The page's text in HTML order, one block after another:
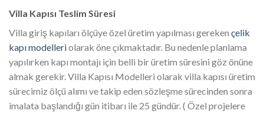
Villa Kapısı Teslim Süresi
Villa giriş kapıları ölçüye özel üretim yapılması gereken çelik
kapı modelleriolarak öne çıkmaktadır. Bu nedenle planlama
yapılırken kapı montajı için belli bir üretim süresini göz önüne
almak gerekir. Villa Kapısı Modelleri olarak villa kapısı üretim
sürecimiz ölçü alımı ve takip eden sözleşme sürecinden sonra
imalata başlandığı gün itibarı ile 25 gündür. ( Özel projelere